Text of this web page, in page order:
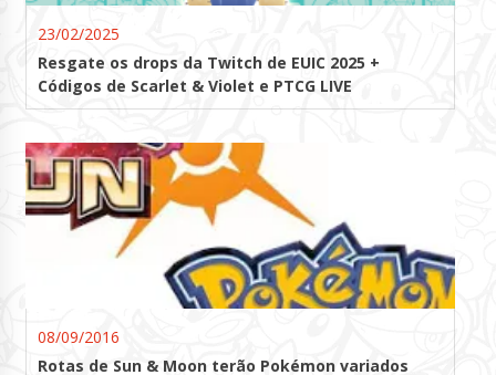
23/02/2025
Resgate os drops da Twitch de EUIC 2025 +
Códigos de Scarlet & Violet e PTCG LIVE
08/09/2016
Rotas de Sun & Moon terão Pokémon variados